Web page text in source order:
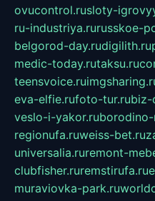
ovucontrol.rusloty-
ru-industriya.rurusskoe-
belgorod-day.rudigilith.ru
medic-today.rutaksu.ru
teensvoice.ru
eva-elfie.rufoto-tur.rubiz-
veslo-i-yakor.ru
regionufa.ruweiss-bet.ru
universalia.ruremont-
clubfisher.ruremstirufa.ru
muraviovka-park.ru